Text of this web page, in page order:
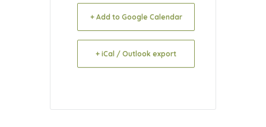
+ Add to Google Calendar
+ iCal / Outlook export